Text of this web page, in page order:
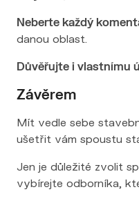
Neberte každý
danou oblast.
Důvěřujte i vlastnímu
Závěrem
Mít vedle sebe
ušetřit vám spoustu
Jen je důležité zvolit
vybírejte odborníka,